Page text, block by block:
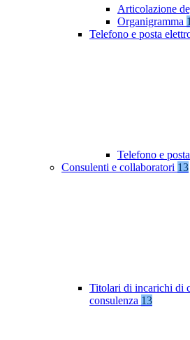
Articolazione
Organigramma 1
Telefono e posta
Telefono e
Consulenti e collaboratori 13
Titolari di incarichi di
consulenza 13